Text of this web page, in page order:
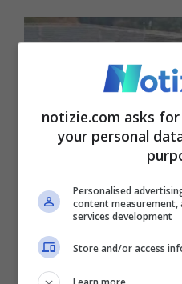
Il degrado dello stadio
I tifosi della
notizie.com asks
your personal
Personalised
content measurement,
services development
Store and/or access